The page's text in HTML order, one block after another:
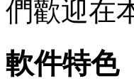
們歡迎在
軟件特色